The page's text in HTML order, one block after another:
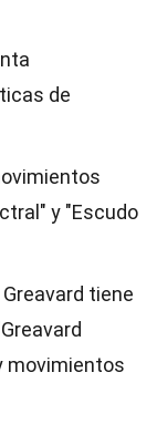
de
y "Escudo
tiene
movimientos